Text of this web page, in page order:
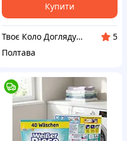
Купити
Твоє Коло Догляду 🤞
5
Полтава